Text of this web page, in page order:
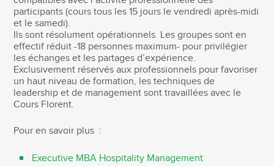
participants (cours tous les 15 jours le vendredi après-midi
et le samedi).
Ils sont résolument opérationnels. Les groupes sont en
effectif réduit -18 personnes maximum- pour privilégier
les échanges et les partages d’expérience.
Exclusivement réservés aux professionnels pour favoriser
un haut niveau de formation, les techniques de
leadership et de management sont travaillées avec le
Cours Florent.
Pour en savoir plus :
Executive MBA Hospitality Management